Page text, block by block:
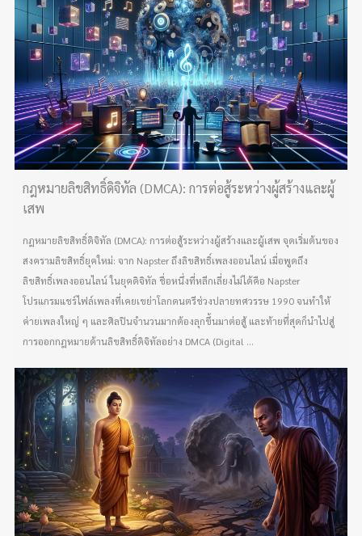
กฎหมายลิขสิทธิ์ดิจิทัล (DMCA): การต่อสู้ระหว่างผู้สร้างและผู้
เสพ
กฎหมายลิขสิทธิ์ดิจิทัล (DMCA): การต่อสู้ระหว่างผู้สร้างและผู้เสพ จุดเริ่มต้นของ
สงครามลิขสิทธิ์ยุคใหม่: จาก Napster ถึงลิขสิทธิ์เพลงออนไลน์ เมื่อพูดถึง
ลิขสิทธิ์เพลงออนไลน์ ในยุคดิจิทัล ชื่อหนึ่งที่หลีกเลี่ยงไม่ได้คือ Napster
โปรแกรมแชร์ไฟล์เพลงที่เคยเขย่าโลกดนตรีช่วงปลายทศวรรษ 1990 จนทำให้
ค่ายเพลงใหญ่ ๆ และศิลปินจำนวนมากต้องลุกขึ้นมาต่อสู้ และท้ายที่สุดก็นำไปสู่
การออกกฎหมายด้านลิขสิทธิ์ดิจิทัลอย่าง DMCA (Digital ...